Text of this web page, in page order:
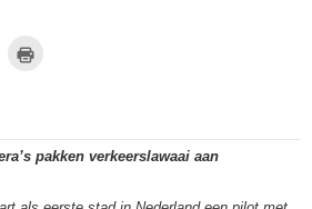
nieuw
venster
pakken verkeerslawaai aan